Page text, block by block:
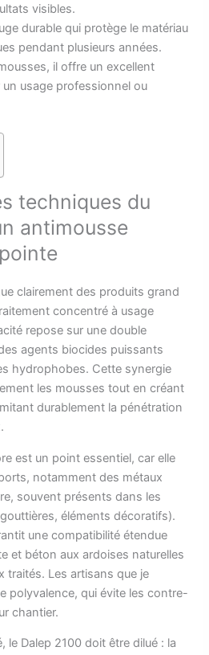
visibles.
durable qui protège le matériau
pendant plusieurs années.
il offre un excellent
usage professionnel ou
techniques du
antimousse
clairement des produits grand
concentré à usage
repose sur une double
agents biocides puissants
hydrophobes. Cette synergie
les mousses tout en créant
durablement la pénétration
est un point essentiel, car elle
notamment des métaux
souvent présents dans les
éléments décoratifs).
une compatibilité étendue
et béton aux ardoises naturelles
traités. Les artisans que je
polyvalence, qui évite les contre-
chantier.
le Dalep 2100 doit être dilué : la